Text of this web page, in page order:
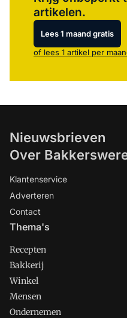
artikelen.
Lees 1 maand gratis
of lees 1 artikel per
Nieuwsbrieven
Over
Klantenservice
Adverteren
Contact
Thema's
Recepten
Bakkerij
Winkel
Mensen
Ondernemen